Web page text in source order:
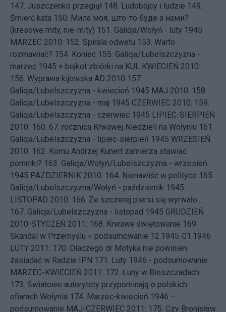
147. Juszczenko przegiął 148. Ludobójcy i ludzie 149.
Śmierć kata 150. Мила моя, што-то буде з нами?
(kresowe mity, nie-mity) 151. Galicja/Wołyń - luty 1945
MARZEC 2010: 152. Spirala odwetu 153. Warto
rozmawiać? 154. Koniec 155. Galicja/Lubelszczyzna -
marzec 1945 + bojkot zbiórki na KUL KWIECIEŃ 2010:
156. Wyprawa kijowska AD 2010 157.
Galicja/Lubelszczyzna - kwiecień 1945 MAJ 2010: 158.
Galicja/Lubelszczyzna - maj 1945 CZERWIEC 2010: 159.
Galicja/Lubelszczyzna - czerwiec 1945 LIPIEC-SIERPIEŃ
2010: 160. 67. rocznica Krwawej Niedzieli na Wołyniu 161.
Galicja/Lubelszczyzna - lipiec-sierpień 1945 WRZESIEŃ
2010: 162. Komu Andrzej Kunert zamierza stawiać
pomniki? 163. Galicja/Wołyń/Lubelszczyzna - wrzesień
1945 PAŹDZIERNIK 2010: 164. Nienawiść w polityce 165.
Galicja/Lubelszczyzna/Wołyń - październik 1945
LISTOPAD 2010: 166. Ze szczerej piersi się wyrwało...
167. Galicja/Lubelszczyzna - listopad 1945 GRUDZIEŃ
2010-STYCZEŃ 2011: 168. Krwawe świętowanie 169.
Skandal w Przemyślu + podsumowanie 12.1945-01.1946
LUTY 2011: 170. Dlaczego dr Motyka nie powinien
zasiadać w Radzie IPN 171. Luty 1946 - podsumowanie
MARZEC-KWIECIEŃ 2011: 172. Łuny w Bieszczadach
173. Światowe autorytety przypominają o polskich
ofiarach Wołynia 174. Marzec-kwiecień 1946 –
podsumowanie MAJ-CZERWIEC 2011: 175. Czy Bronisław